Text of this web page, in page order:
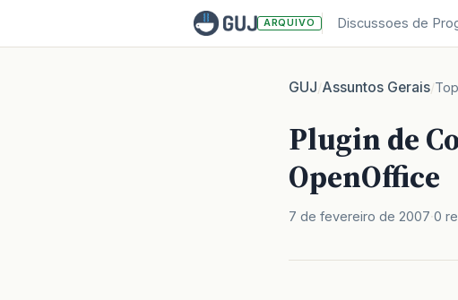
ARQUIVO Discussoes de
GUJ/Assuntos Gerais/
Plugin de
OpenOffice
7 de fevereiro de 2007 0